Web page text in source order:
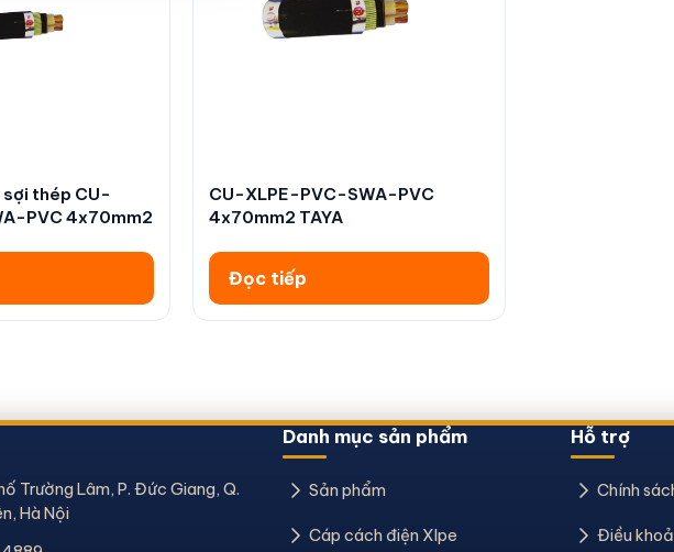
sợi thép CU-
PVC 4x70mm2
CU-XLPE-PVC-SWA-PVC
4x70mm2 TAYA
Đọc tiếp
Trường Lâm, P. Đức Giang, Q.
Hà Nội
Danh mục sản phẩm
Sản phẩm
Cáp cách điện Xlpe
Hỗ trợ
Chính
Điều